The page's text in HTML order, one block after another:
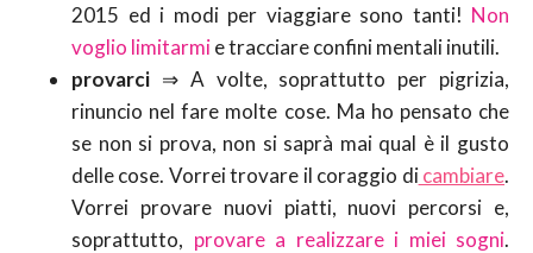
2015 ed i modi per viaggiare sono tanti! Non
voglio limitarmie tracciare confini mentali inutili.
provarci ⇒ A volte, soprattutto per pigrizia,
rinuncio nel fare molte cose. Ma ho pensato che
se non si prova, non si saprà mai qual è il gusto
delle cose. Vorrei trovare il coraggio dicambiare.
Vorrei provare nuovi piatti, nuovi percorsi e,
soprattutto, provare a realizzare i miei sogni.